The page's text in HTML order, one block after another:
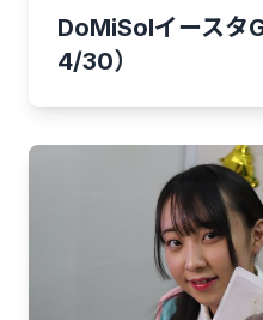
DoMiSolイースタ
4/30）